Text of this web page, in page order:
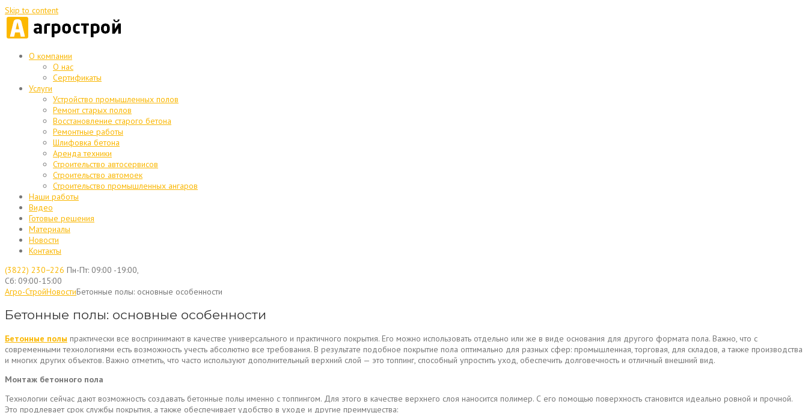
Skip to content
О компании
О нас
Сертификаты
Услуги
Устройство промышленных полов
Ремонт старых полов
Восстановление старого бетона
Ремонтные работы
Шлифовка бетона
Аренда техники
Строительство автосервисов
Строительство автомоек
Строительство промышленных ангаров
Наши работы
Видео
Готовые решения
Материалы
Новости
Контакты
(3822) 230−226 Пн-Пт: 09:00 -19:00,
Сб: 09:00-15:00
Агро-СтройНовостиБетонные полы: основные особенности
Бетонные полы: основные особенности
Бетонные полы практически все воспринимают в качестве универсального и практичного покрытия. Его можно использовать отдельно или же в виде основания для другого формата пола. Важно, что с
современными технологиями есть возможность учесть абсолютно все требования. В результате подобное покрытие пола оптимально для разных сфер: промышленная, торговая, для складов, а также производства
и многих других объектов. Важно отметить, что часто используют дополнительный верхний слой — это топпинг, способный упростить уход, обеспечить долговечность и отличный внешний вид.
Монтаж бетонного пола
Технологии сейчас дают возможность создавать бетонные полы именно с топпингом. Для этого в качестве верхнего слоя наносится полимер. С его помощью поверхность становится идеально ровной и прочной.
Это продлевает срок службы покрытия, а также обеспечивает удобство в уходе и другие преимущества: